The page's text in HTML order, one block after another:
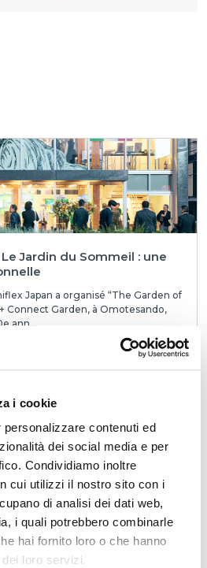
i cookie
contenuti ed
dei social media e per
Condividiamo inoltre
cui utilizzi il nostro sito con i
di analisi dei dati web,
i quali potrebbero combinarle
hai fornito loro o che hanno
loro servizi.
Jardin du Sommeil : une
Japan a organisé “The Garden of
Connect Garden, à Omotesando,
ann...
Tchèque présente le
Sport 9 : une célébration
et du design italien